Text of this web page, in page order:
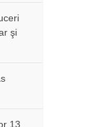
şi
13